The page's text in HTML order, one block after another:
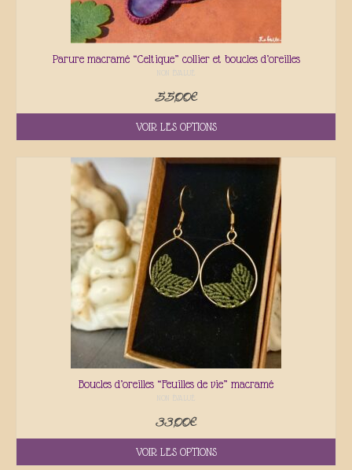
Parure macramé “Celtique” collier et boucles d’oreilles
NON ÉVALUÉ
55,00€
VOIR LES OPTIONS
Boucles d’oreilles “Feuilles de vie” macramé
NON ÉVALUÉ
33,00€
VOIR LES OPTIONS